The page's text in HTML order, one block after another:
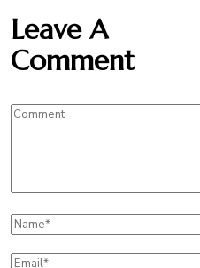
Leave A
Comment